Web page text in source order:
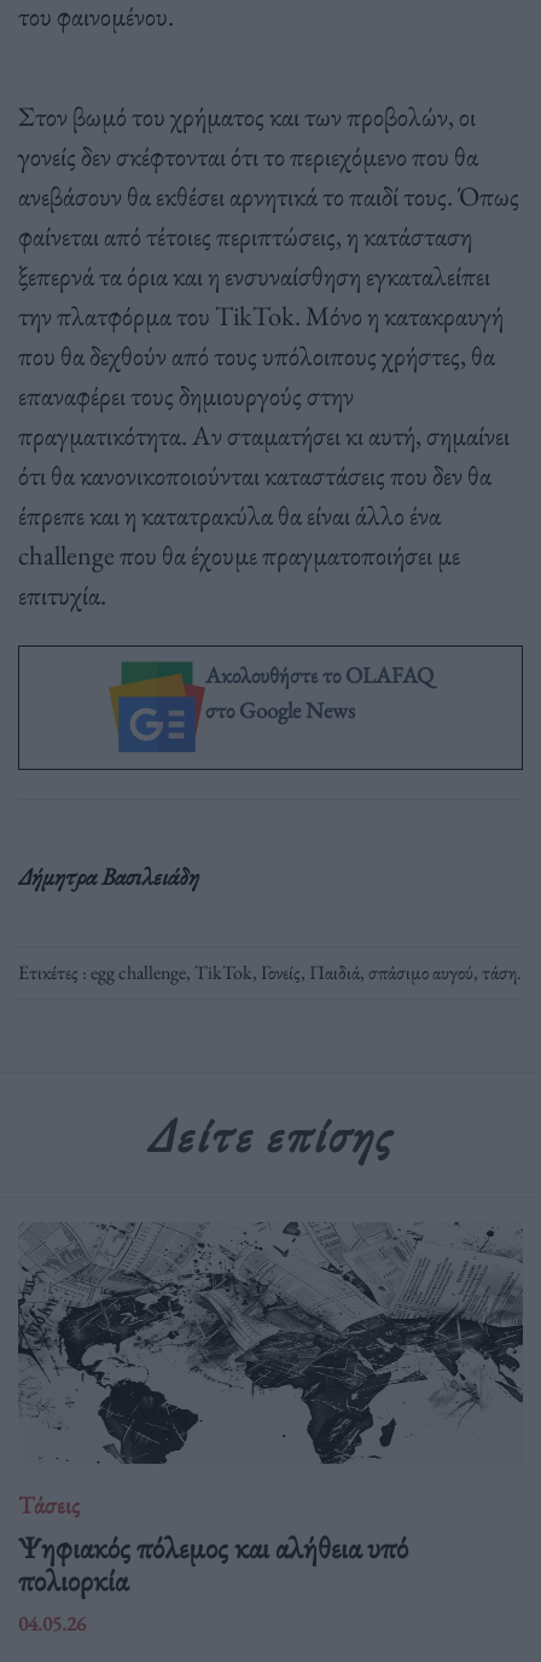
του φαινομένου.
Στον βωμό του χρήματος και των προβολών, οι
γονείς δεν σκέφτονται ότι το περιεχόμενο που θα
ανεβάσουν θα εκθέσει αρνητικά το παιδί τους. Όπως
φαίνεται από τέτοιες περιπτώσεις, η κατάσταση
ξεπερνά τα όρια και η ενσυναίσθηση εγκαταλείπει
την πλατφόρμα του TikTok. Μόνο η κατακραυγή
που θα δεχθούν από τους υπόλοιπους χρήστες, θα
επαναφέρει τους δημιουργούς στην
πραγματικότητα. Αν σταματήσει κι αυτή, σημαίνει
ότι θα κανονικοποιούνται καταστάσεις που δεν θα
έπρεπε και η κατατρακύλα θα είναι άλλο ένα
challenge που θα έχουμε πραγματοποιήσει με
επιτυχία.
Ακολουθήστε το OLAFAQ
στο Google News
Δήμητρα Βασιλειάδη
Ετικέτες :egg challenge, TikTok, Γονείς, Παιδιά,σπάσιμο αυγού,τάση.
Δείτε επίσης
Τάσεις
Ψηφιακός πόλεμος και αλήθεια υπό
πολιορκία
04.05.26